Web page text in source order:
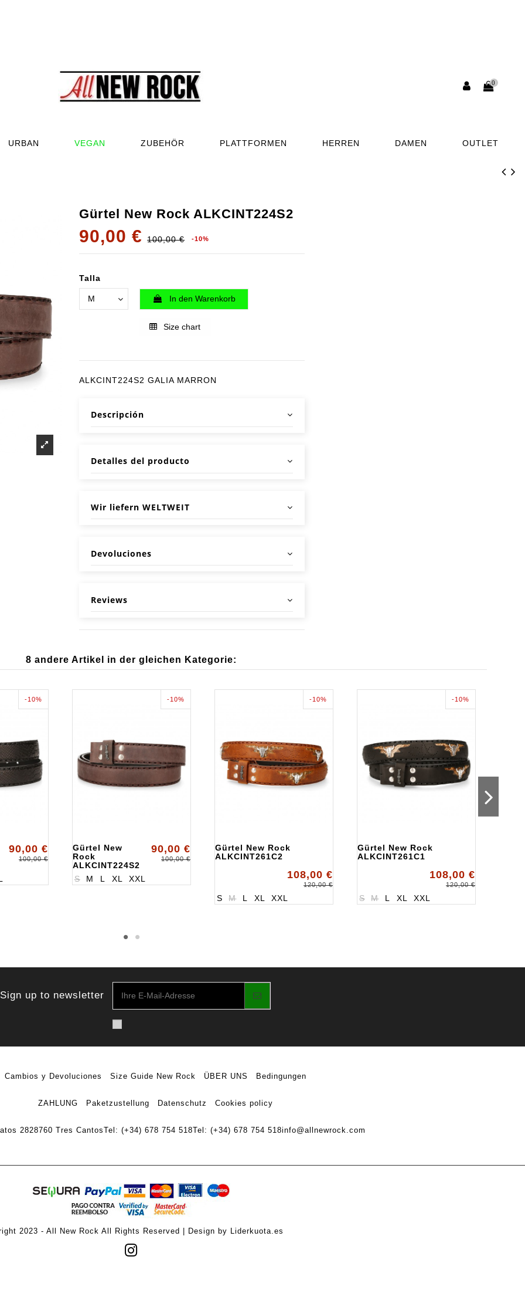
0
URBAN VEGAN ZUBEHÖR PLATTFORMEN HERREN DAMEN OUTLET
Gürtel New Rock ALKCINT224S2
90,00 € 100,00 € -10%
Talla
In den Warenkorb
Size chart
ALKCINT224S2 GALIA MARRON
Descripción
Detalles del producto
Wir liefern WELTWEIT
Devoluciones
Reviews
8 andere Artikel in der gleichen Kategorie:
-10%
90,00 €
100,00 €
-10%
Gürtel New
Rock
ALKCINT224S2
90,00 €
100,00 €
S M L XL XXL
-10%
Gürtel New Rock
ALKCINT261C2
108,00 €
120,00 €
S M L XL XXL
-10%
Gürtel New Rock
ALKCINT261C1
108,00 €
120,00 €
S M L XL XXL
Sign up to newsletter
Cambios y Devoluciones Size Guide New Rock ÜBER UNS Bedingungen
ZAHLUNG Paketzustellung Datenschutz Cookies policy
2828760 Tres CantosTel: (+34) 678 754 518Tel: (+34) 678 754 518info@allnewrock.com
2023 - All New Rock All Rights Reserved | Design by Liderkuota.es